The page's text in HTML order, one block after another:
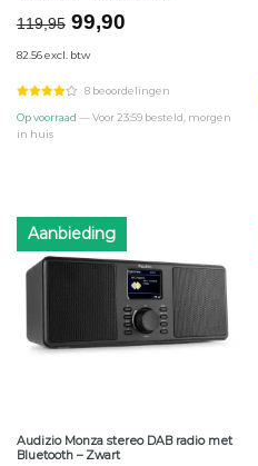
119,95 Oorspronkelijke
was:
€119,95.
99,90Huidige
€99,90.
82.56 excl. btw
8 beoordelingen
Op voorraad — Voor 23:59 besteld, morgen
in huis
Aanbieding
Audizio Monza stereo DAB radio met
Bluetooth – Zwart